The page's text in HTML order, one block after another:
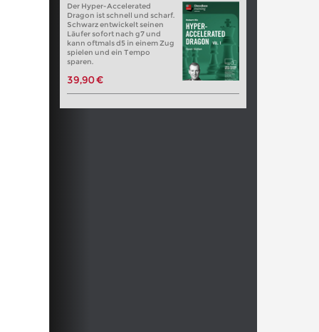
Der Hyper-Accelerated
Dragon ist schnell und scharf.
Schwarz entwickelt seinen
Läufer sofort nach g7 und
kann oftmals d5 in einem Zug
spielen und ein Tempo
sparen.
39,90 €